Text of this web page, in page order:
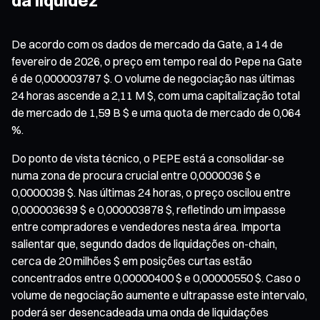
De acordo com os dados de mercado da Gate, a 14 de
fevereiro de 2026, o preço em tempo real do Pepe na Gate
é de 0,000003787 $. O volume de negociação nas últimas
24 horas ascende a 2,11 M $, com uma capitalização total
de mercado de 1,59 B $ e uma quota de mercado de 0,064
%.
Do ponto de vista técnico, o PEPE está a consolidar-se
numa zona de procura crucial entre 0,0000036 $ e
0,0000038 $. Nas últimas 24 horas, o preço oscilou entre
0,000003639 $ e 0,000003878 $, refletindo um impasse
entre compradores e vendedores nesta área. Importa
salientar que, segundo dados de liquidações on-chain,
cerca de 20 milhões $ em posições curtas estão
concentrados entre 0,00000400 $ e 0,00000550 $. Caso o
volume de negociação aumente e ultrapasse este intervalo,
poderá ser desencadeada uma onda de liquidações